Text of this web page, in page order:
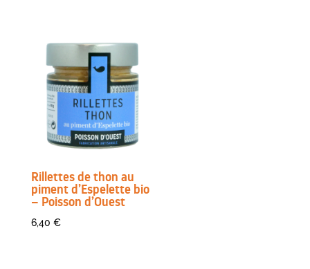
Rillettes de thon au
piment d’Espelette bio
– Poisson d’Ouest
6,40 €